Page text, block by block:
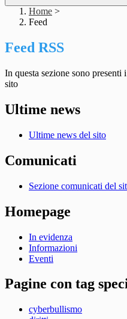
Home >
Feed
Feed RSS
In questa sezione sono
sito
Ultime news
Ultime news del sito
Comunicati
Sezione comunicati del
Homepage
In evidenza
Informazioni
Eventi
Pagine con tag
cyberbullismo